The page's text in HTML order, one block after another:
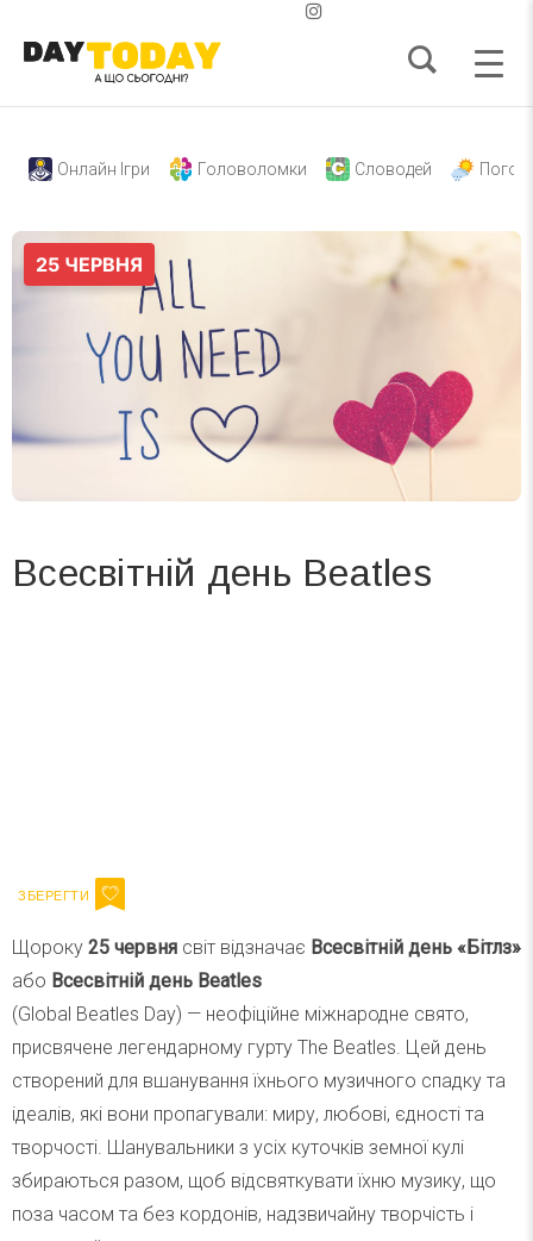
Онлайн Ігри Головоломки Словодей
Всесвітній день Beatles
Щороку 25 червня світ відзначає Всесвітній день «Бітлз»
або Всесвітній день Beatles
(Global Beatles Day) — неофіційне міжнародне свято,
присвячене легендарному гурту The Beatles. Цей день
створений для вшанування їхнього музичного спадку та
ідеалів, які вони пропагували: миру, любові, єдності та
творчості. Шанувальники з усіх куточків земної кулі
збираються разом, щоб відсвяткувати їхню музику, що
поза часом та без кордонів, надзвичайну творчість і